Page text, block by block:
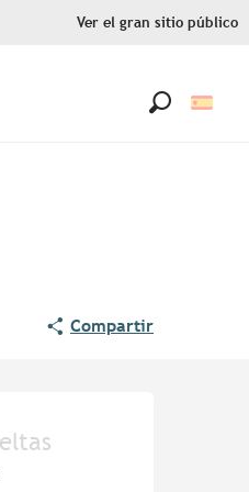
Ver el gran sitio público
Compartir